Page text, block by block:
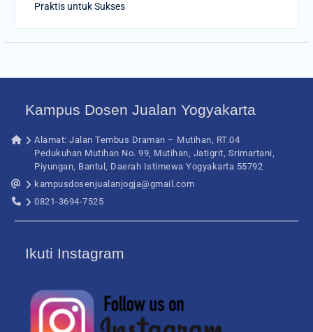
Praktis untuk Sukses
Kampus Dosen Jualan Yogyakarta
Alamat: Jalan Tembus Draman – Mutihan, RT.04
Pedukuhan Mutihan No. 99, Mutihan, Jatigrit, Srimartani,
Piyungan, Bantul, Daerah Istimewa Yogyakarta 55792
kampusdosenjualanjogja@gmail.com
0821-3694-7525
Ikuti Instagram